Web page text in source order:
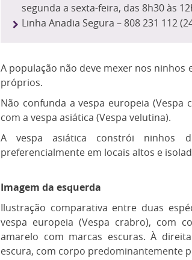
segunda a sexta-feira, das 8h30 às
Linha Anadia Segura – 808 231 112
A população não deve mexer nos
próprios.
Não confunda a vespa europeia
com a vespa asiática (Vespa velutina).
A vespa asiática constrói ninhos
preferencialmente em locais altos e
Imagem da esquerda
Ilustração comparativa entre duas
vespa europeia (Vespa crabro), com
amarelo com marcas escuras. À
escura, com corpo predominantemente